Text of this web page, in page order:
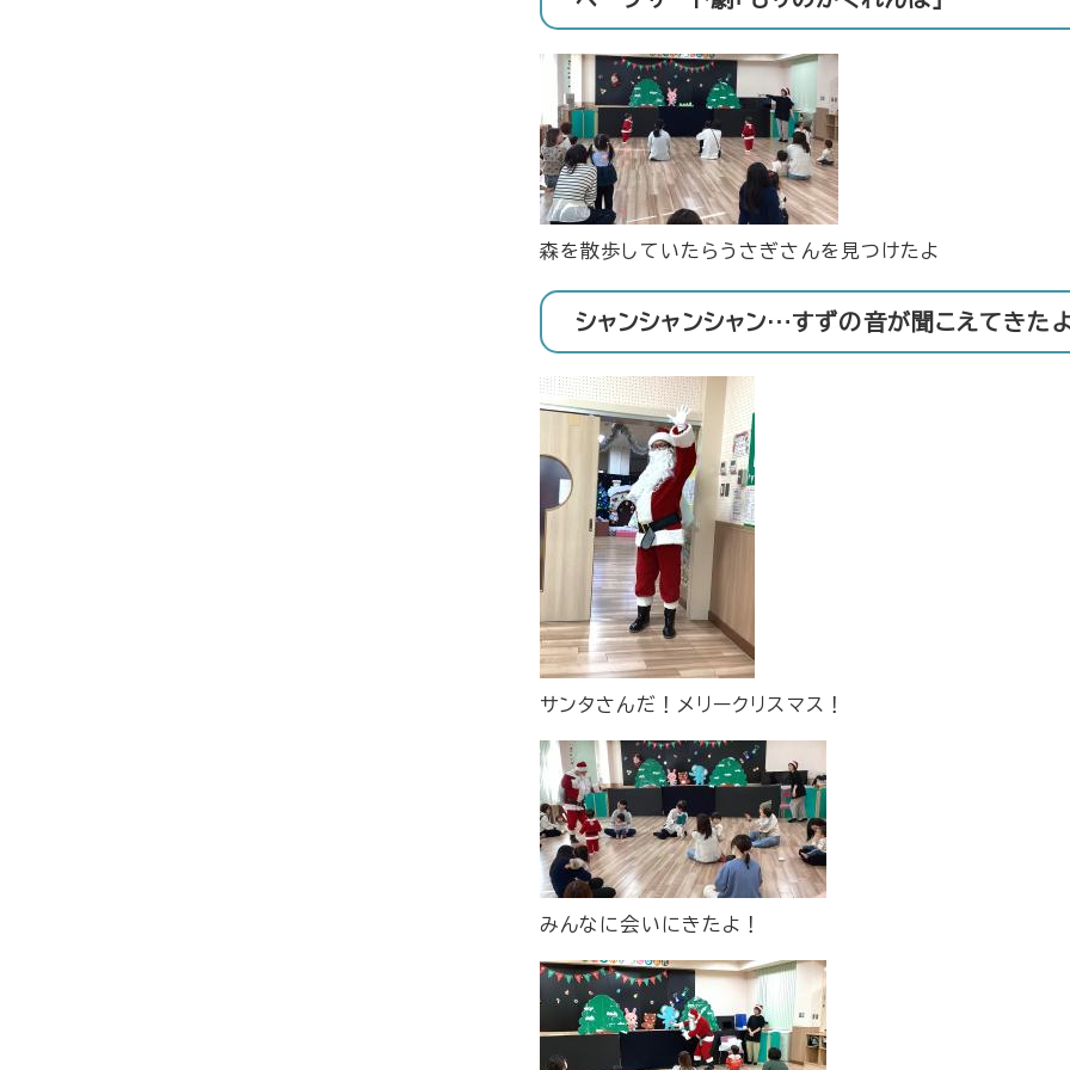
​森を散歩していたらうさぎさんを見つけたよ
シャンシャンシャン…すずの音が聞こえてきた
​サンタさんだ！メリークリスマス！
​みんなに会いにきたよ！